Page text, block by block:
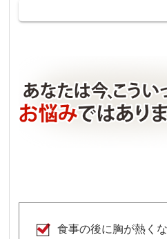
食事の後に胸が熱く